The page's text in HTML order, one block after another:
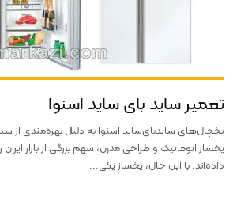
تعمیر ساید بای ساید اسنوا
یخچال‌های ساید‌بای‌ساید اسنوا به دلیل بهره‌مندی از
یخساز اتوماتیک و طراحی مدرن، سهم بزرگی از بازار
داده‌اند. با این حال، یخساز یکی...